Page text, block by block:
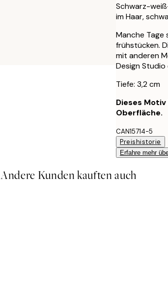
Schwarz-
im Haar,
Manche Tage
frühstücken.
mit anderen
Design
Tiefe: 3,2 cm
Dieses
Oberfläche.
CAN15714-5
Preishistorie
Erfahre mehr
Andere Kunden kauften auch